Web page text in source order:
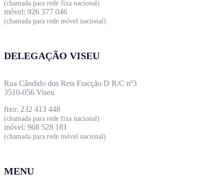
(chamada para rede fixa nacional)
móvel: 926 377 046
(chamada para rede móvel nacional)
DELEGAÇÃO VISEU
Rua Cândido dos Reis Fracção D R/C nº3
3510-056 Viseu
fixo: 232 413 448
(chamada para rede fixa nacional)
móvel: 968 528 181
(chamada para rede móvel nacional)
MENU